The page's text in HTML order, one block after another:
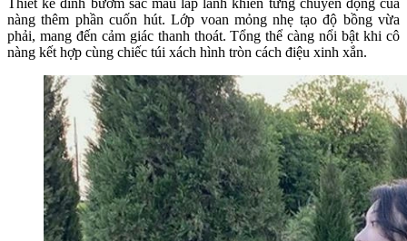
Thiết kế đính bướm sắc màu lấp lánh khiến từng chuyển động của
nàng thêm phần cuốn hút. Lớp voan mỏng nhẹ tạo độ bồng vừa
phải, mang đến cảm giác thanh thoát. Tổng thể càng nổi bật khi cô
nàng kết hợp cùng chiếc túi xách hình tròn cách điệu xinh xắn.